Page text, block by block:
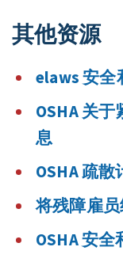
其他资源
elaws 安全
OSHA 关
息
OSHA 疏
将残障雇
OSHA 安